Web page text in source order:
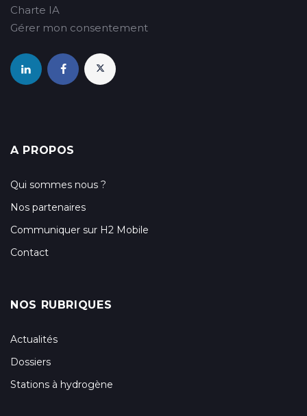
Charte IA
Gérer mon consentement
A PROPOS
Qui sommes nous ?
Nos partenaires
Communiquer sur H2 Mobile
Contact
NOS RUBRIQUES
Actualités
Dossiers
Stations à hydrogène